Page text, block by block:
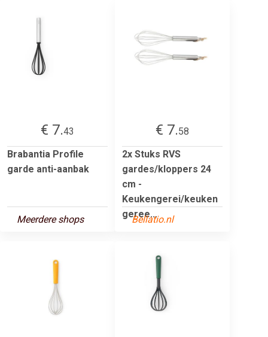
€ 7.43
Brabantia Profile
garde anti-aanbak
Meerdere shops
€ 7.58
2x Stuks RVS
gardes/kloppers 24
cm -
Keukengerei/keuken
geree...
Bellatio.nl